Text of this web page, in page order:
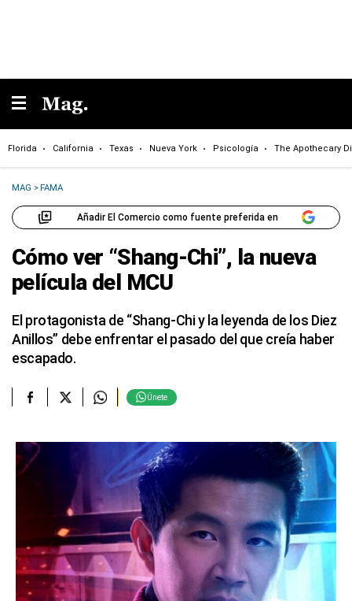
Florida California Texas Nueva York Psicología The Apothecary
MAG >FAMA
Añadir El Comercio como fuente preferida en
Cómo ver “Shang-Chi”, la nueva
película del MCU
El protagonista de “Shang-Chi y la leyenda de los Diez
Anillos” debe enfrentar el pasado del que creía haber
escapado.
Únete